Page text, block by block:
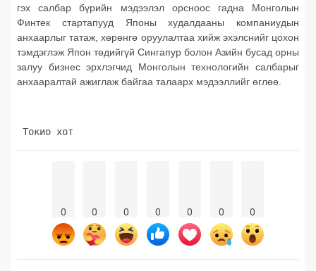
гэх салбар бүрийн мэдээлэл орсноос гадна Монголын
Финтек стартапууд Японы худалдааны компаниудын
анхаарлыг татаж, хөрөнгө оруулалтаа хийж эхэлснийг цохон
тэмдэглэж Япон төдийгүй Сингапур болон Азийн бусад орны
залуу бизнес эрхлэгчид Монголын технологийн салбарыг
анхааралтай ажиглаж байгаа талаарх мэдээллийг өглөө.
Токио хот
0 0 0 0 0 0 0